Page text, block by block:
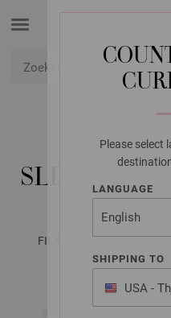
Please select
LANGUAGE
SHIPPING TO
USA -
of America
SLIPOVER
FILATI No. 70 (Herbst/